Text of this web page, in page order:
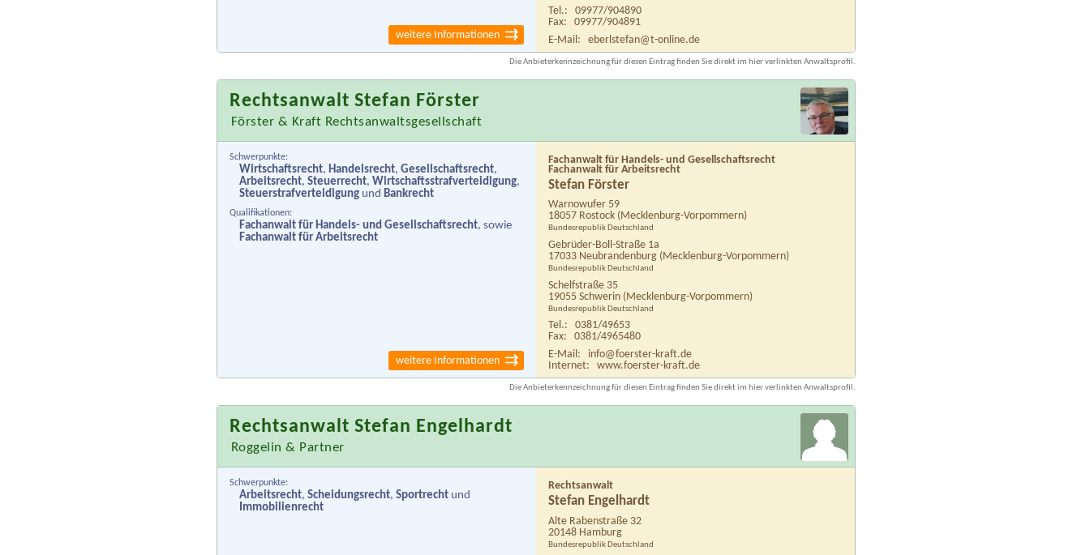
Tel.:
09977/904890
Fax:
09977/904891
E-Mail:
eberlstefan@t-online.de
weitere Informationen
Die Anbieterkennzeichnung für diesen Eintrag finden Sie direkt im hier verlinkten Anwaltsprofil.
Rechtsanwalt Stefan Förster
Förster & Kraft Rechtsanwaltsgesellschaft
Fachanwalt für Handels- und Gesellschaftsrecht
Fachanwalt für Arbeitsrecht
Stefan Förster
Warnowufer 59
18057 Rostock (Mecklenburg-Vorpommern)
Bundesrepublik Deutschland
Gebrüder-Boll-Straße 1a
17033 Neubrandenburg (Mecklenburg-Vorpommern)
Bundesrepublik Deutschland
Schelfstraße 35
19055 Schwerin (Mecklenburg-Vorpommern)
Bundesrepublik Deutschland
Tel.:
0381/49653
Fax:
0381/4965480
E-Mail:
info@foerster-kraft.de
Internet:
www.foerster-kraft.de
Schwerpunkte:
Wirtschaftsrecht,Handelsrecht,Gesellschaftsrecht,
Arbeitsrecht,Steuerrecht,Wirtschaftsstrafverteidigung,
Steuerstrafverteidigung und Bankrecht
Qualifikationen:
Fachanwalt für Handels- und Gesellschaftsrecht, sowie
Fachanwalt für Arbeitsrecht
weitere Informationen
Die Anbieterkennzeichnung für diesen Eintrag finden Sie direkt im hier verlinkten Anwaltsprofil.
Rechtsanwalt Stefan Engelhardt
Roggelin & Partner
Rechtsanwalt
Stefan Engelhardt
Alte Rabenstraße 32
20148 Hamburg
Bundesrepublik Deutschland
Schwerpunkte:
Arbeitsrecht,Scheidungsrecht,Sportrecht und
Immobilienrecht